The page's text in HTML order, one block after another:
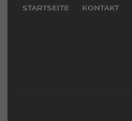
STARTSEITE KONTAKT